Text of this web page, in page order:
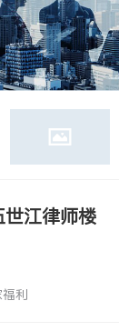
世江律师楼
利